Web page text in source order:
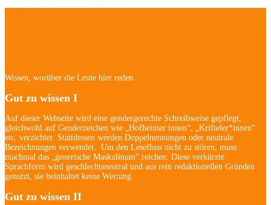
Wissen, worüber die Leute hier reden
Gut zu wissen I
Auf dieser Webseite wird eine gendergerechte Schreibweise gepflegt,
gleichwohl auf Genderzeichen wie „Hofheimer:innen“, „Krifteler*innen“
etc. verzichtet. Stattdessen werden Doppelnennungen oder neutrale
Bezeichnungen verwendet. Um den Lesefluss nicht zu stören, muss
machmal das „generische Maskulinum“ reichen: Diese verkürzte
Sprachform wird geschlechtsneutral und aus rein redaktionellen Gründen
genutzt, sie beinhaltet keine Wertung.
Gut zu wissen II